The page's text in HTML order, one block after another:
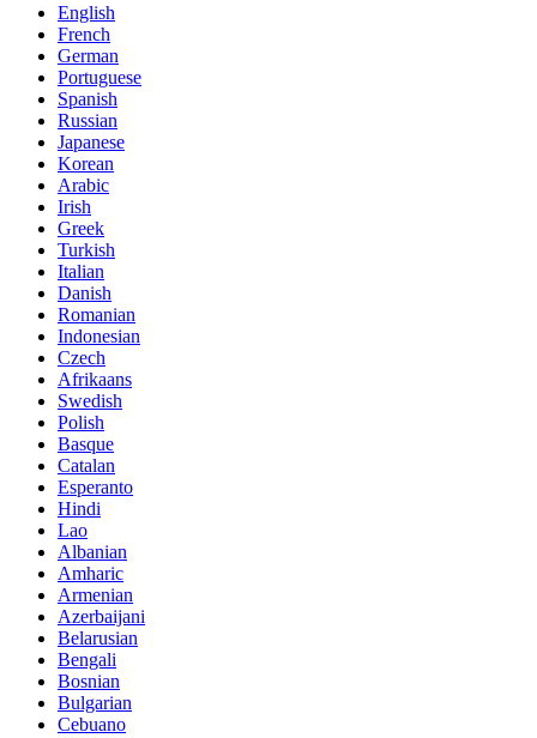
English
French
German
Portuguese
Spanish
Russian
Japanese
Korean
Arabic
Irish
Greek
Turkish
Italian
Danish
Romanian
Indonesian
Czech
Afrikaans
Swedish
Polish
Basque
Catalan
Esperanto
Hindi
Lao
Albanian
Amharic
Armenian
Azerbaijani
Belarusian
Bengali
Bosnian
Bulgarian
Cebuano